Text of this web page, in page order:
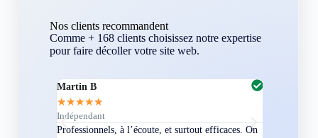
Nos clients recommandent
Comme + 168 clients choisissez notre expertise
pour faire décoller votre site web.
Martin B
★★★★★
Indépendant
Professionnels, à l’écoute, et surtout efficaces. On